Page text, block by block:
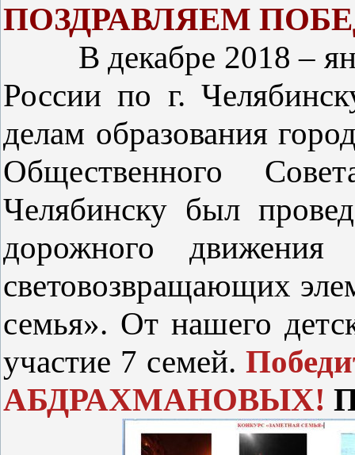
ПОЗДРАВЛЯЕМ
В декабре 2018 –
России по г.
делам образования
Общественного
Челябинску был
дорожного
световозвращающих
семья». От нашего
участие 7 семей.
АБДРАХМАНОВЫХ!